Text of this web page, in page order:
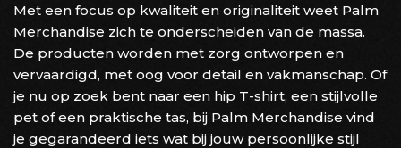
Met een focus op kwaliteit en originaliteit weet Palm
Merchandise zich te onderscheiden van de massa.
De producten worden met zorg ontworpen en
vervaardigd, met oog voor detail en vakmanschap. Of
je nu op zoek bent naar een hip T-shirt, een stijlvolle
pet of een praktische tas, bij Palm Merchandise vind
je gegarandeerd iets wat bij jouw persoonlijke stijl